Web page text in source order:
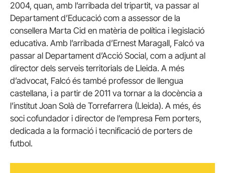
2004, quan, amb l’arribada del tripartit, va passar al
Departament d’Educació com a assessor de la
consellera Marta Cid en matèria de política i legislació
educativa. Amb l’arribada d’Ernest Maragall, Falcó va
passar al Departament d’Acció Social, com a adjunt al
director dels serveis territorials de Lleida. A més
d’advocat, Falcó és també professor de llengua
castellana, i a partir de 2011 va tornar a la docència a
l’institut Joan Solà de Torrefarrera (Lleida). A més, és
soci cofundador i director de l’empresa Fem porters,
dedicada a la formació i tecnificació de porters de
futbol.